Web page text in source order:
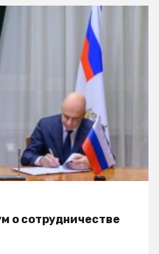
о сотрудничестве